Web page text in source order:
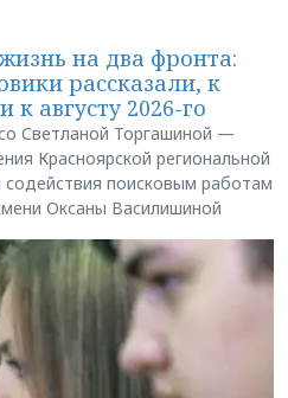
на два фронта:
рассказали, к
августу 2026-го
Светланой Торгашиной —
Красноярской региональной
поисковым работам
Оксаны Василишиной